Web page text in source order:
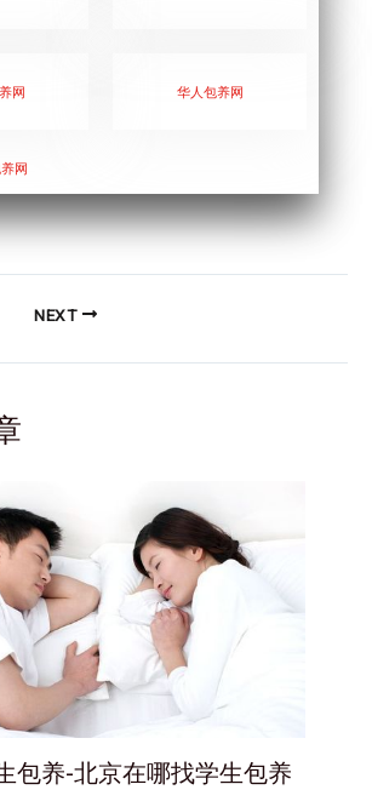
网 华人包养网
网
NEXT
包养-北京在哪找学生包养